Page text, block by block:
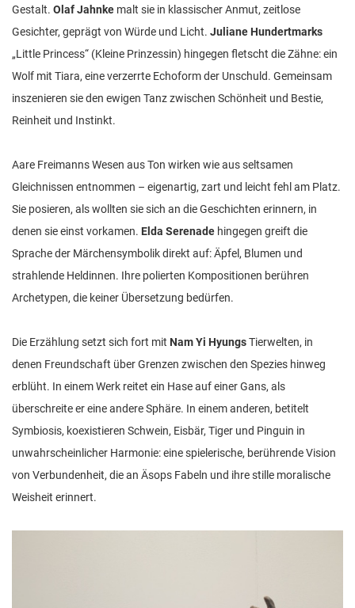
Gestalt. Olaf Jahnke malt sie in klassischer Anmut, zeitlose
Gesichter, geprägt von Würde und Licht. Juliane Hundertmarks
„Little Princess“ (Kleine Prinzessin) hingegen fletscht die Zähne: ein
Wolf mit Tiara, eine verzerrte Echoform der Unschuld. Gemeinsam
inszenieren sie den ewigen Tanz zwischen Schönheit und Bestie,
Reinheit und Instinkt.
Aare Freimanns Wesen aus Ton wirken wie aus seltsamen
Gleichnissen entnommen – eigenartig, zart und leicht fehl am Platz.
Sie posieren, als wollten sie sich an die Geschichten erinnern, in
denen sie einst vorkamen. Elda Serenade hingegen greift die
Sprache der Märchensymbolik direkt auf: Äpfel, Blumen und
strahlende Heldinnen. Ihre polierten Kompositionen berühren
Archetypen, die keiner Übersetzung bedürfen.
Die Erzählung setzt sich fort mit Nam Yi HyungsTierwelten, in
denen Freundschaft über Grenzen zwischen den Spezies hinweg
erblüht. In einem Werk reitet ein Hase auf einer Gans, als
überschreite er eine andere Sphäre. In einem anderen, betitelt
Symbiosis, koexistieren Schwein, Eisbär, Tiger und Pinguin in
unwahrscheinlicher Harmonie: eine spielerische, berührende Vision
von Verbundenheit, die an Äsops Fabeln und ihre stille moralische
Weisheit erinnert.